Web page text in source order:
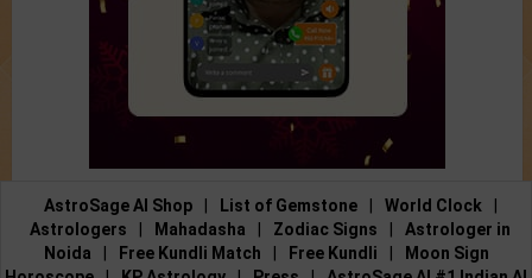
AstroSage AI Shop List of Gemstone World Clock
Astrologers
Mahadasha Zodiac Signs
Astrologer in
Noida
Free Kundli Match Free Kundli
Moon Sign